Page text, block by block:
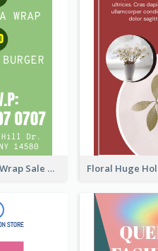
Vegan Tortilla Wrap Sale Wide Skyscraper Banner